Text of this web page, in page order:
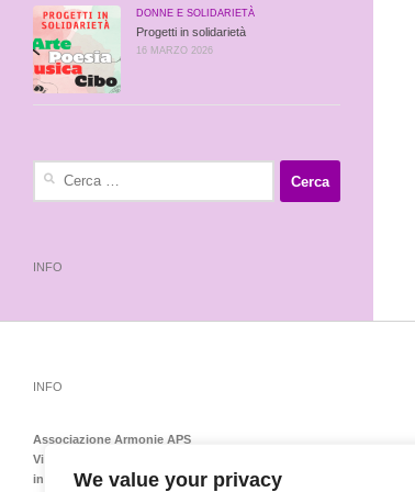
We value your privacy
DONNE E SOLIDARIETÀ
Progetti in solidarietà
16 MARZO 2026
INFO
INFO
Associazione Armonie APS
Via Emilia Levante 138 – 40139 Bologna – Tel-Fax 051548151
info@armoniedonnebologna.it